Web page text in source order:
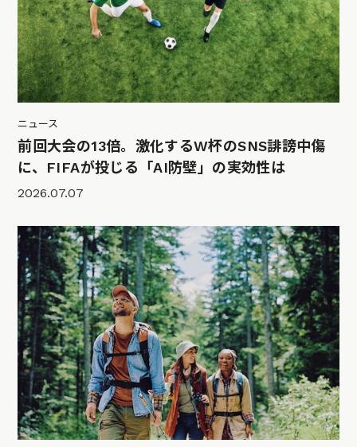
ニュース
前回大会の13倍。激化するW杯のSNS誹謗中傷
に、FIFAが投じる「AI防壁」の実効性は
2026.07.07